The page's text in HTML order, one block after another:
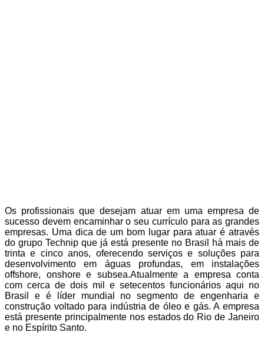
Os profissionais que desejam atuar em uma empresa de
sucesso devem encaminhar o seu currículo para as grandes
empresas. Uma dica de um bom lugar para atuar é através
do grupo Technip que já está presente no Brasil há mais de
trinta e cinco anos, oferecendo serviços e soluções para
desenvolvimento em águas profundas, em instalações
offshore, onshore e subsea.Atualmente a empresa conta
com cerca de dois mil e setecentos funcionários aqui no
Brasil e é líder mundial no segmento de engenharia e
construção voltado para indústria de óleo e gás. A empresa
está presente principalmente nos estados do Rio de Janeiro
e no Espírito Santo.